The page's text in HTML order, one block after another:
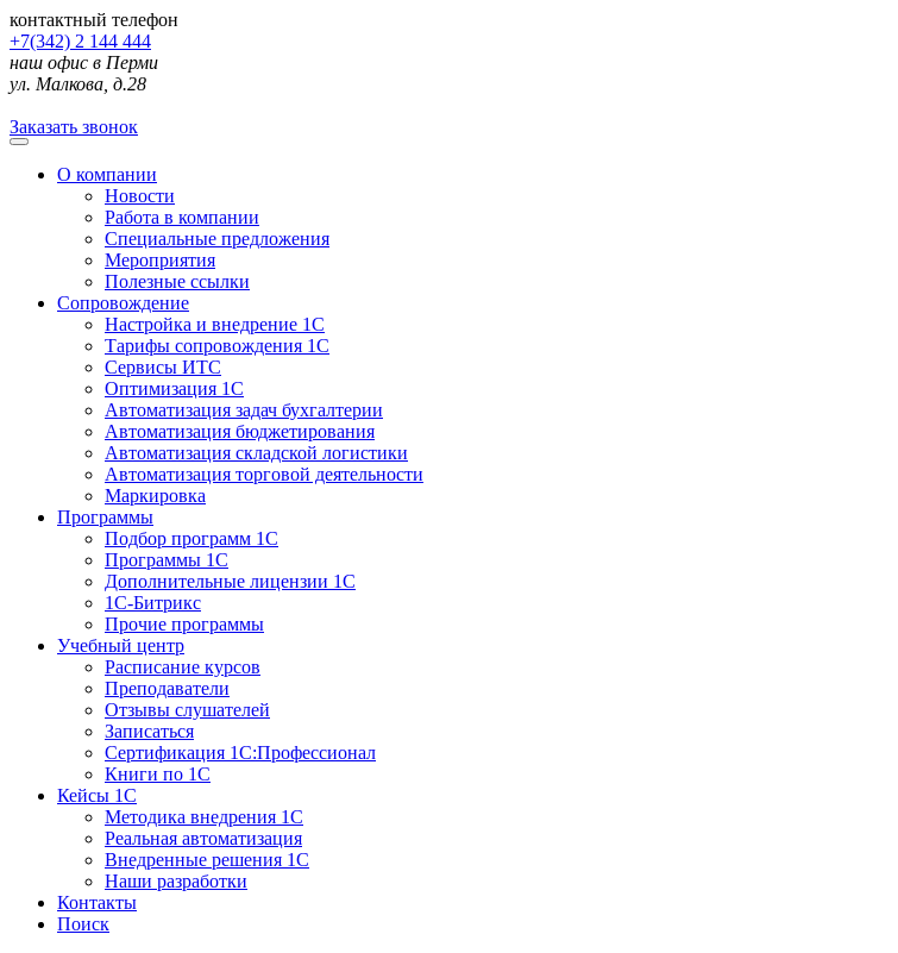
контактный телефон
+7(342) 2 144 444
наш офис в Перми
ул. Малкова, д.28
Заказать звонок
О компании
Новости
Работа в компании
Специальные предложения
Мероприятия
Полезные ссылки
Сопровождение
Настройка и внедрение 1С
Тарифы сопровождения 1С
Сервисы ИТС
Оптимизация 1С
Автоматизация задач бухгалтерии
Автоматизация бюджетирования
Автоматизация складской логистики
Автоматизация торговой деятельности
Маркировка
Программы
Подбор программ 1С
Программы 1С
Дополнительные лицензии 1С
1С-Битрикс
Прочие программы
Учебный центр
Расписание курсов
Преподаватели
Отзывы слушателей
Записаться
Сертификация 1С:Профессионал
Книги по 1С
Кейсы 1С
Методика внедрения 1С
Реальная автоматизация
Внедренные решения 1С
Наши разработки
Контакты
Поиск